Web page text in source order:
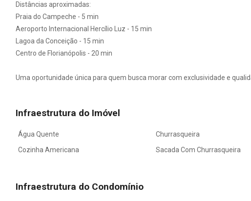
Distâncias aproximadas:
Praia do Campeche - 5 min
Aeroporto Internacional Hercílio Luz - 15 min
Lagoa da Conceição - 15 min
Centro de Florianópolis - 20 min
Uma oportunidade única para quem busca morar com exclusividade e
Infraestrutura do Imóvel
Água Quente Churrasqueira
Cozinha Americana
Sacada Com Churrasqueira
Infraestrutura do Condomínio